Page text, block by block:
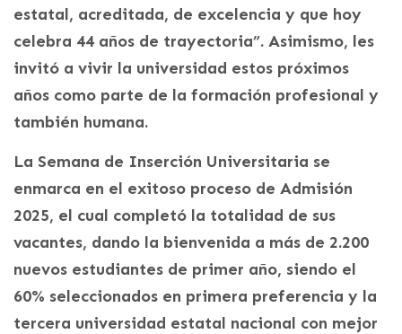
estatal, acreditada, de excelencia y que hoy
celebra 44 años de trayectoria”. Asimismo, les
invitó a vivir la universidad estos próximos
años como parte de la formación profesional y
también humana.
La Semana de Inserción Universitaria se
enmarca en el exitoso proceso de Admisión
2025, el cual completó la totalidad de sus
vacantes, dando la bienvenida a más de 2.200
nuevos estudiantes de primer año, siendo el
60% seleccionados en primera preferencia y la
tercera universidad estatal nacional con mejor